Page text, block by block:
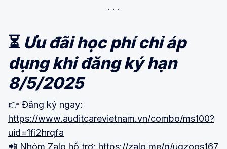
⏳ Ưu đãi học phí chỉ áp
dụng khi đăng ký hạn
8/5/2025
👉 Đăng ký ngay:
https://www.auditcarevietnam.vn/combo/ms100?
uid=1fi2hrqfa
📲 Nhóm Zalo hỗ trợ: https://zalo.me/g/uqzoos167